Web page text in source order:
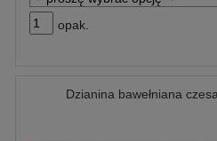
opak.
Dzianina bawełniana